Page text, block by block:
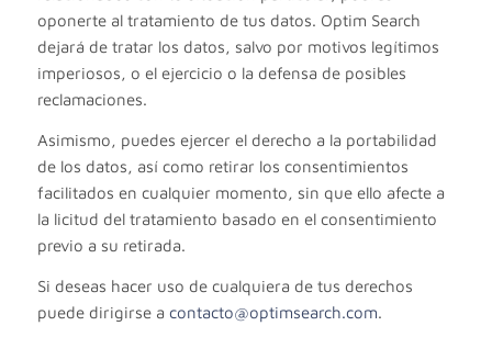
oponerte al tratamiento de tus datos. Optim Search
dejará de tratar los datos, salvo por motivos legítimos
imperiosos, o el ejercicio o la defensa de posibles
reclamaciones.
Asimismo, puedes ejercer el derecho a la portabilidad
de los datos, así como retirar los consentimientos
facilitados en cualquier momento, sin que ello afecte a
la licitud del tratamiento basado en el consentimiento
previo a su retirada.
Si deseas hacer uso de cualquiera de tus derechos
puede dirigirse a contacto@optimsearch.com.